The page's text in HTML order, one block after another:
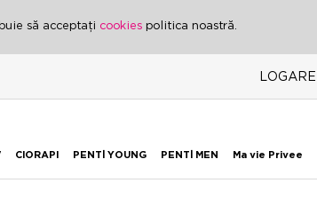
să acceptați cookies politica noastră.
LOGARE
CIORAPI PENTİ YOUNG PENTİ MEN Ma vie Privee